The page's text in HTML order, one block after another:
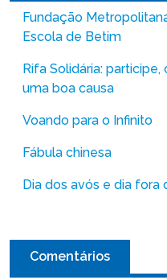
Fundação
Escola de Betim
Rifa Solidária:
uma boa causa
Voando para o Infinito
Fábula chinesa
Dia dos avós e dia fora
Comentários